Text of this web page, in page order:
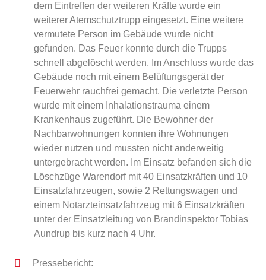
dem Eintreffen der weiteren Kräfte wurde ein
weiterer Atemschutztrupp eingesetzt. Eine weitere
vermutete Person im Gebäude wurde nicht
gefunden. Das Feuer konnte durch die Trupps
schnell abgelöscht werden. Im Anschluss wurde das
Gebäude noch mit einem Belüftungsgerät der
Feuerwehr rauchfrei gemacht. Die verletzte Person
wurde mit einem Inhalationstrauma einem
Krankenhaus zugeführt. Die Bewohner der
Nachbarwohnungen konnten ihre Wohnungen
wieder nutzen und mussten nicht anderweitig
untergebracht werden. Im Einsatz befanden sich die
Löschzüge Warendorf mit 40 Einsatzkräften und 10
Einsatzfahrzeugen, sowie 2 Rettungswagen und
einem Notarzteinsatzfahrzeug mit 6 Einsatzkräften
unter der Einsatzleitung von Brandinspektor Tobias
Aundrup bis kurz nach 4 Uhr.
Pressebericht: